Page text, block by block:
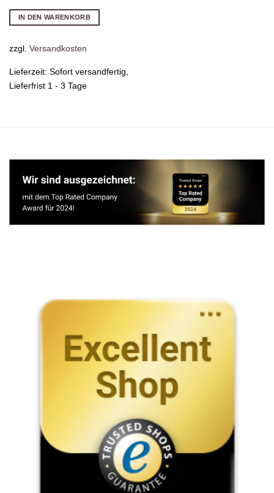
IN DEN WARENKORB
zzgl. Versandkosten
Lieferzeit: Sofort versandfertig,
Lieferfrist 1 - 3 Tage